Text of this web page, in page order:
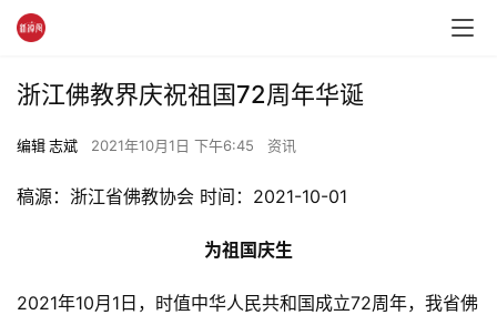
浙江佛教界庆祝祖国72周年华诞
编辑 志斌 2021年10月1日 下午6:45 资讯
稿源：浙江省佛教协会 时间：2021-10-01
为祖国庆生
2021年10月1日，时值中华人民共和国成立72周年，我省佛